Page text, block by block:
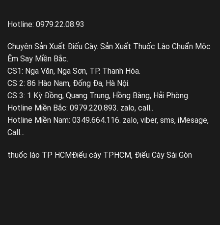
Hotline: 0979.22.08.93
Chuyên Sản Xuất Điếu Cày. Sản Xuất Thuốc Lào Chuẩn Mộc
Êm Say Miền Bắc.
CS1: Nga Văn, Nga Sơn, TP. Thanh Hóa.
CS 2: 86 Hào Nam, Đống Đa, Hà Nội.
CS 3: 1 Kỳ Đồng, Quang Trung, Hồng Bàng, Hải Phòng.
Hotline Miền Bắc: 0979.220.893. zalo, call..
Hotline Miền Nam: 0349.664.116. zalo, viber, sms, iMesage,
Call...
thuốc lào TP HCMĐiếu cày TPHCM, Điếu Cày Sài Gòn